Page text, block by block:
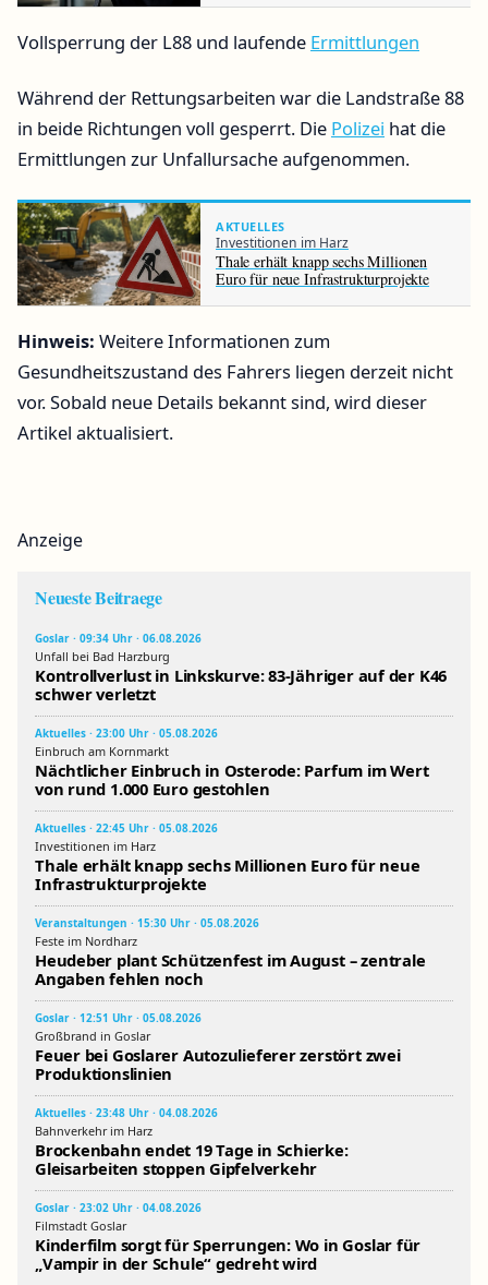
Vollsperrung der L88 und laufende Ermittlungen
Während der Rettungsarbeiten war die Landstraße 88
in beide Richtungen voll gesperrt. Die Polizei hat die
Ermittlungen zur Unfallursache aufgenommen.
AKTUELLES
Investitionen im Harz
Thale erhält knapp sechs Millionen
Euro für neue Infrastrukturprojekte
Hinweis: Weitere Informationen zum
Gesundheitszustand des Fahrers liegen derzeit nicht
vor. Sobald neue Details bekannt sind, wird dieser
Artikel aktualisiert.
Anzeige
Neueste Beitraege
Goslar · 09:34 Uhr · 06.08.2026
Unfall bei Bad Harzburg
Kontrollverlust in Linkskurve: 83-Jähriger auf der K46
schwer verletzt
Aktuelles · 23:00 Uhr · 05.08.2026
Einbruch am Kornmarkt
Nächtlicher Einbruch in Osterode: Parfum im Wert
von rund 1.000 Euro gestohlen
Aktuelles · 22:45 Uhr · 05.08.2026
Investitionen im Harz
Thale erhält knapp sechs Millionen Euro für neue
Infrastrukturprojekte
Veranstaltungen · 15:30 Uhr · 05.08.2026
Feste im Nordharz
Heudeber plant Schützenfest im August – zentrale
Angaben fehlen noch
Goslar · 12:51 Uhr · 05.08.2026
Großbrand in Goslar
Feuer bei Goslarer Autozulieferer zerstört zwei
Produktionslinien
Aktuelles · 23:48 Uhr · 04.08.2026
Bahnverkehr im Harz
Brockenbahn endet 19 Tage in Schierke:
Gleisarbeiten stoppen Gipfelverkehr
Goslar · 23:02 Uhr · 04.08.2026
Filmstadt Goslar
Kinderfilm sorgt für Sperrungen: Wo in Goslar für
„Vampir in der Schule“ gedreht wird